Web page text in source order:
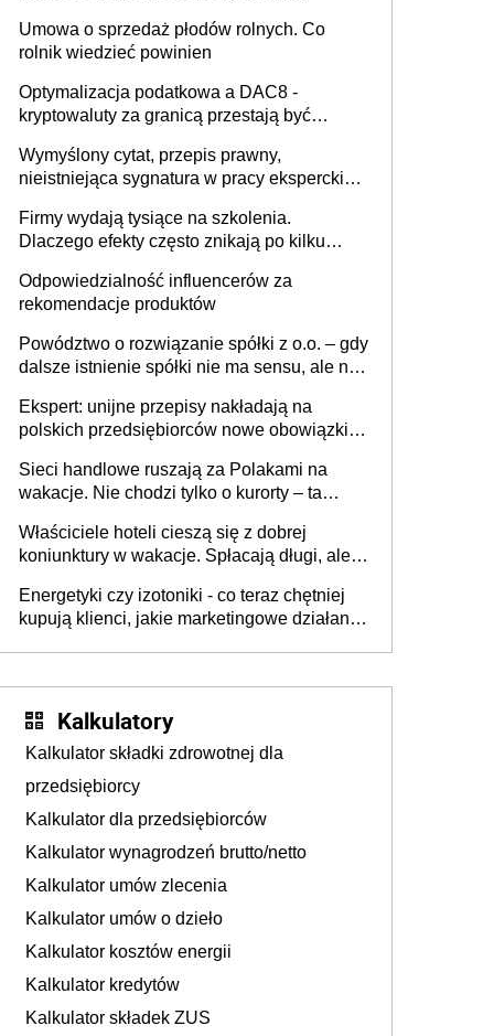
Umowa o sprzedaż płodów rolnych. Co
rolnik wiedzieć powinien
Optymalizacja podatkowa a DAC8 -
kryptowaluty za granicą przestają być
Wymyślony cytat, przepis prawny,
nieistniejąca sygnatura w pracy eksperckiej -
firmie
Firmy wydają tysiące na szkolenia.
Dlaczego efekty często znikają po kilku
Odpowiedzialność influencerów za
rekomendacje produktów
Powództwo o rozwiązanie spółki z o.o. – gdy
dalsze istnienie spółki nie ma sensu, ale nie
Ekspert: unijne przepisy nakładają na
polskich przedsiębiorców nowe obowiązki w
Sieci handlowe ruszają za Polakami na
wakacje. Nie chodzi tylko o kurorty – ta
tam, gdzie wielu spędzi urlop po cichu
Właściciele hoteli cieszą się z dobrej
koniunktury w wakacje. Spłacają długi, ale
Energetyki czy izotoniki - co teraz chętniej
kupują klienci, jakie marketingowe działania
Kalkulatory
Kalkulator składki zdrowotnej dla
przedsiębiorcy
Kalkulator dla przedsiębiorców
Kalkulator wynagrodzeń brutto/netto
Kalkulator umów zlecenia
Kalkulator umów o dzieło
Kalkulator kosztów energii
Kalkulator kredytów
Kalkulator składek ZUS